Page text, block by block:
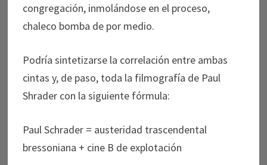
congregación, inmolándose en el proceso,
chaleco bomba de por medio.
Podría sintetizarse la correlación entre ambas
cintas y, de paso, toda la filmografía de Paul
Shrader con la siguiente fórmula:
Paul Schrader = austeridad trascendental
bressoniana + cine B de explotación